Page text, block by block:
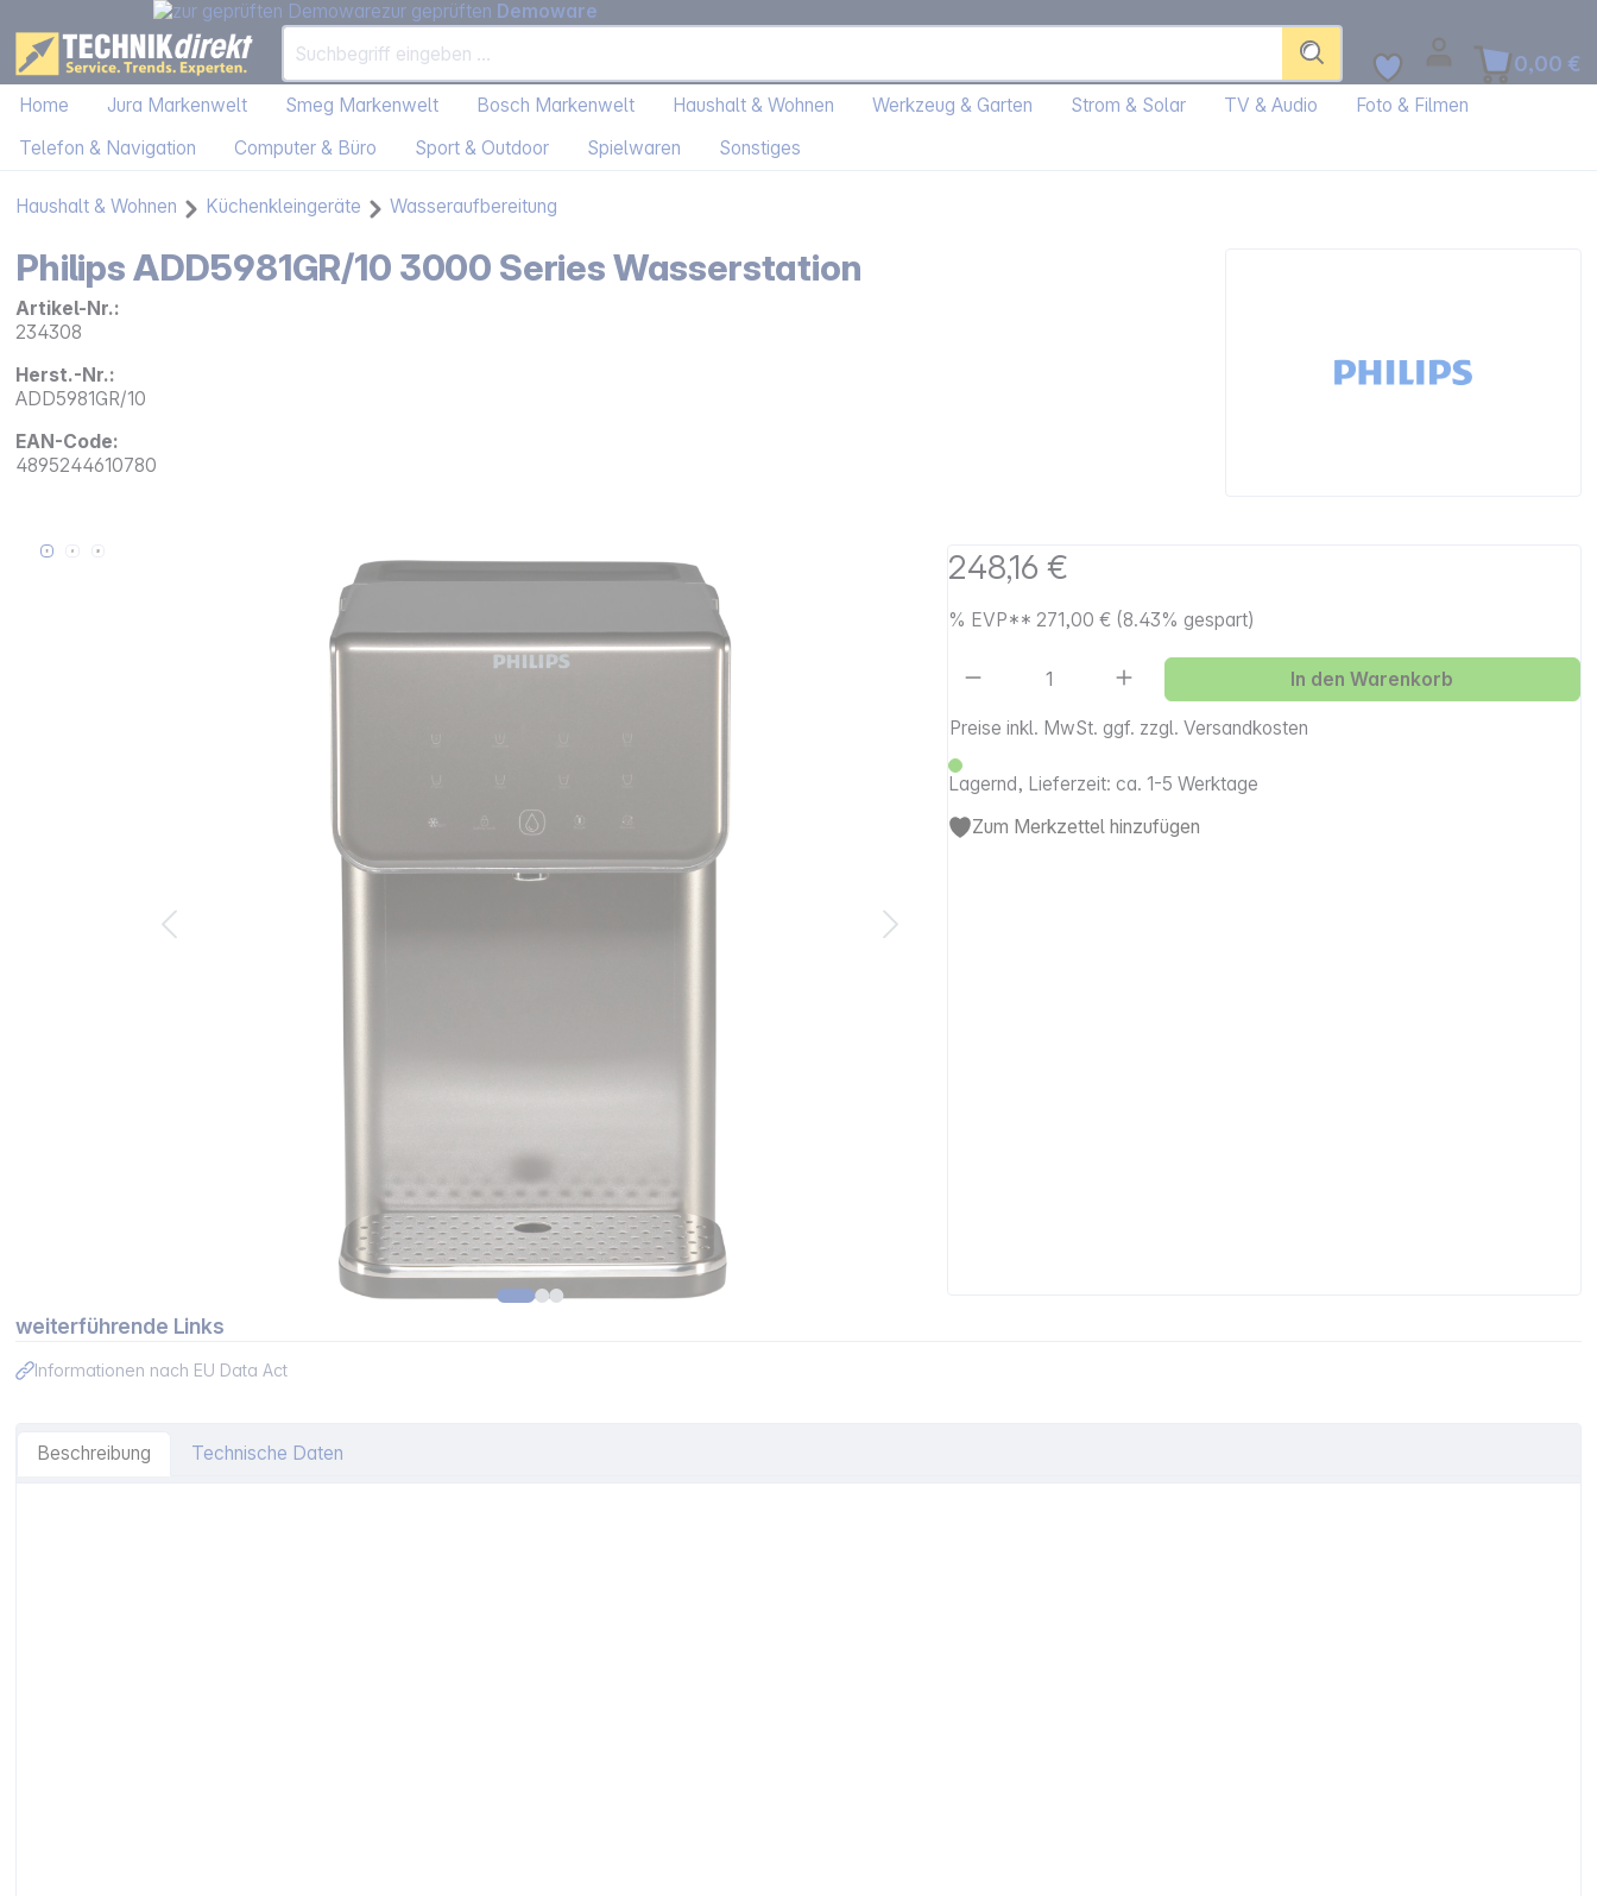
zur geprüften Demoware
0,00 €
Home Jura Markenwelt Smeg Markenwelt Bosch Markenwelt Haushalt & Wohnen Werkzeug & Garten Strom & Solar TV & Audio
Foto & Filmen
Telefon & Navigation
Computer & Büro Sport & Outdoor Spielwaren Sonstiges
Haushalt & Wohnen Küchenkleingeräte Wasseraufbereitung
Philips ADD5981GR/10 3000 Series Wasserstation
Artikel-Nr.:
234308
Herst.-Nr.:
ADD5981GR/10
EAN-Code:
4895244610780
Bildergalerie überspringen 248,16 €
% EVP**271,00 € (8.43% gespart)
Preise inkl. MwSt. ggf. zzgl. Versandkosten
Lagernd, Lieferzeit: ca. 1-5 Werktage
Artikel Anzahl: Gib den gewünschten Wert ein
In den Warenkorb
Zum Merkzettel hinzufügen
weiterführende Links
Informationen nach EU Data Act
Beschreibung Technische Daten